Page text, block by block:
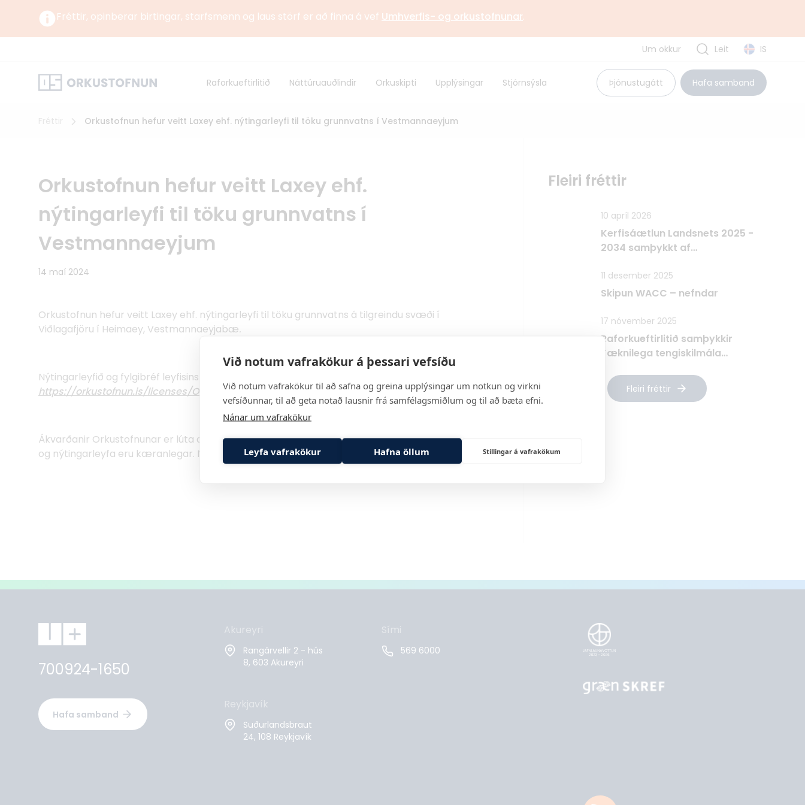
Við notum vafrakökur á þessari vefsíðu
Við notum vafrakökur til að safna og greina upplýsingar um notkun og virkni
vefsíðunnar, til að geta notað lausnir frá samfélagsmiðlum og til að bæta efni.
Nánar um vafrakökur
Leyfa vafrakökur Hafna öllum Stillingar á vafrakökum
Fréttir, opinberar birtingar, starfsmenn og laus störf er að finna á vef Umhverfis- og orkustofnunar.
Um okkur
Orkustofnun starfar undir yfirstjórn Umhverfis-,
Norrænt samstarf
Alþjóðlegt samstarf
Uppbyggingarsjóður EES
Pólland
Um okkur Leit IS
Raforkueftirlitið Náttúruauðlindir Orkuskipti Upplýsingar Stjórnsýsla Þjónustugátt Hafa samband
Orkustofnun hefur veitt Laxey ehf. nýtingarleyfi til töku grunnvatns í Vestmannaeyjum
Orkustofnun hefur veitt Laxey ehf.
nýtingarleyfi til töku grunnvatns í
Vestmannaeyjum
14 maí 2024
Orkustofnun hefur veitt Laxey ehf. nýtingarleyfi til töku grunnvatns á tilgreindu svæði í
Viðlagafjöru í Heimaey, Vestmannaeyjabæ.
Nýtingarleyfið og fylgibréf leyfisins er að finna á vef Orkustofnunar, sjá
https://orkustofnun.is/licenses/OS-2024-L004-01.
Ákvarðanir Orkustofnunar er lúta að veitingu, endurskoðun eða afturköllun leitar,- rannsóknar-
og nýtingarleyfa eru kæranlegar. Nánari upplýsingar um kæruleiðir er að finna í leyfinu.
Fleiri fréttir
10 apríl 2026
Kerfisáætlun Landsnets 2025 -
2034 samþykkt af
11 desember 2025
Skipun WACC – nefndar
17 nóvember 2025
Raforkueftirlitið samþykkir
Tæknilega tengiskilmála
Fleiri fréttir
700924-1650
Hafa samband
Akureyri
Rangárvellir 2 - hús
8, 603 Akureyri
Sími
569 6000
Reykjavík
Suðurlandsbraut
24, 108 Reykjavík